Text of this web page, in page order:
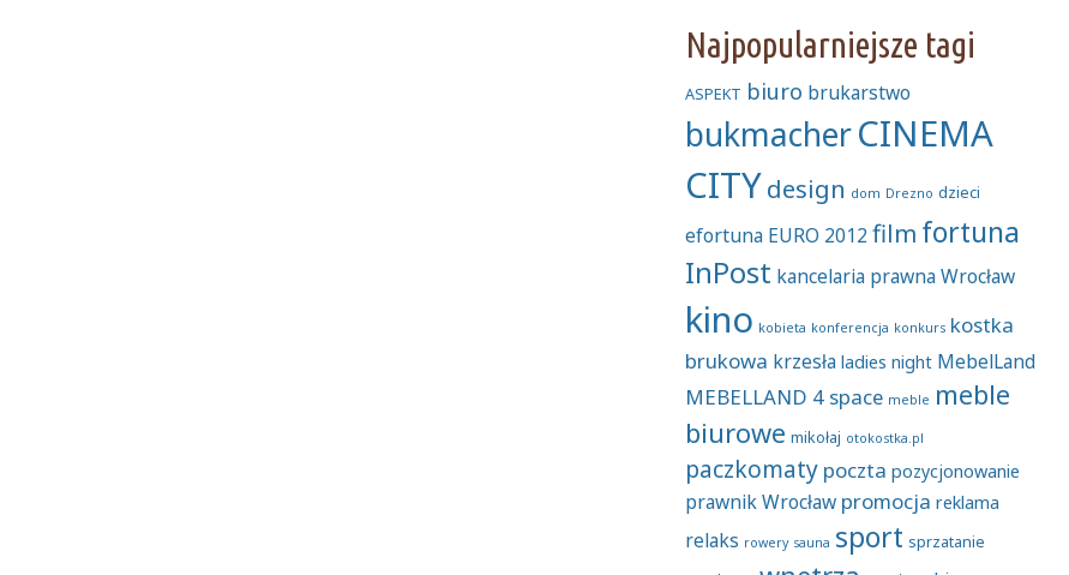
Najpopularniejsze tagi
ASPEKT biuro brukarstwo
bukmacherCINEMA
CITYdesign dom Drezno dzieci
efortuna EURO 2012film fortuna
InPost kancelaria prawna Wrocław
kino kobieta konferencja konkurs kostka
brukowa krzesła ladies night MebelLand
MEBELLAND 4 space meble meble
biurowe mikołaj otokostka.pl
paczkomaty poczta pozycjonowanie
prawnik Wrocław promocja reklama
relaks rowery sauna sport sprzatanie